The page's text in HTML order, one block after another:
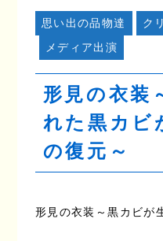
思い出の品物達 ク
メディア出演
形見の衣装
れた黒カビ
の復元～
形見の衣装～黒カビが